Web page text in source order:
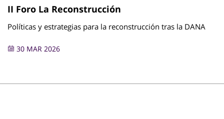
II Foro La Reconstrucción
Políticas y estrategias para la reconstrucción tras la DANA
30 MAR 2026